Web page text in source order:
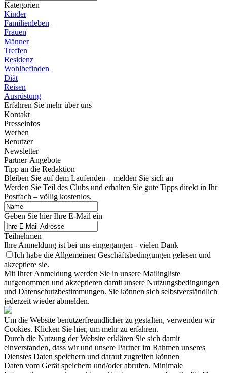
Kategorien
Kinder
Familienleben
Frauen
Männer
Treffen
Residenz
Wohlbefinden
Diät
Reisen
Ausrüstung
Erfahren Sie mehr über uns
Kontakt
Presseinfos
Werben
Benutzer
Newsletter
Partner-Angebote
Tipp an die Redaktion
Bleiben Sie auf dem Laufenden – melden Sie sich an
Werden Sie Teil des Clubs und erhalten Sie gute Tipps direkt in Ihr
Postfach – völlig kostenlos.
Geben Sie hier Ihre E-Mail ein
Teilnehmen
Ihre Anmeldung ist bei uns eingegangen - vielen Dank
Ich habe die Allgemeinen Geschäftsbedingungen gelesen und
akzeptiere sie.
Mit Ihrer Anmeldung werden Sie in unsere Mailingliste
aufgenommen und akzeptieren damit unsere Nutzungsbedingungen
und Datenschutzbestimmungen. Sie können sich selbstverständlich
jederzeit wieder abmelden.
Um die Website benutzerfreundlicher zu gestalten, verwenden wir
Cookies. Klicken Sie hier, um mehr zu erfahren.
Durch die Nutzung der Website erklären Sie sich damit
einverstanden, dass wir und unsere Partner im Rahmen unseres
Dienstes Daten speichern und darauf zugreifen können
Daten vom Gerät speichern und/oder abrufen. Minimale